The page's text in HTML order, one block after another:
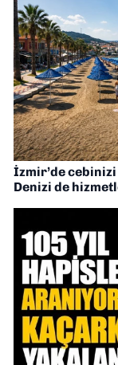
İzmir’de
Denizi de